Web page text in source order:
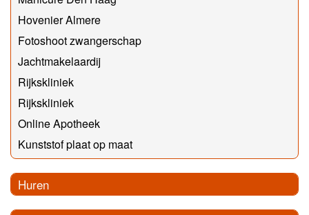
Hovenier Almere
Fotoshoot zwangerschap
Jachtmakelaardij
Rijkskliniek
Rijkskliniek
Online Apotheek
Kunststof plaat op maat
Huren